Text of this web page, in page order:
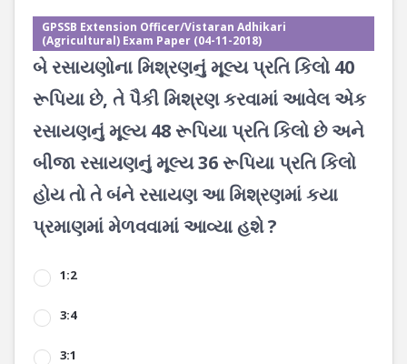
GPSSB Extension Officer/Vistaran Adhikari
(Agricultural) Exam Paper (04-11-2018)
બે રસાયણોના મિશ્રણનું મૂલ્ય પ્રતિ કિલો 40
રૂપિયા છે, તે પૈકી મિશ્રણ કરવામાં આવેલ એક
રસાયણનું મૂલ્ય 48 રૂપિયા પ્રતિ કિલો છે અને
બીજા રસાયણનું મૂલ્ય 36 રૂપિયા પ્રતિ કિલો
હોય તો તે બંને રસાયણ આ મિશ્રણમાં કયા
પ્રમાણમાં મેળવવામાં આવ્યા હશે ?
1:2
3:4
3:1